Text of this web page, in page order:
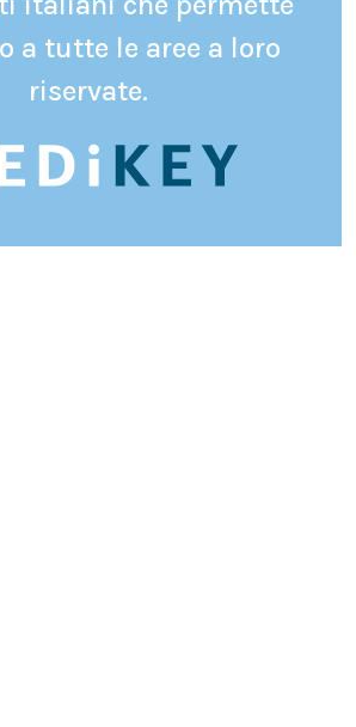
a tutte le aree a loro
riservate.